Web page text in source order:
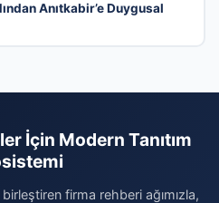
Anıtkabir’e Duygusal
İçin Modern Tanıtım
firma rehberi ağımızla,